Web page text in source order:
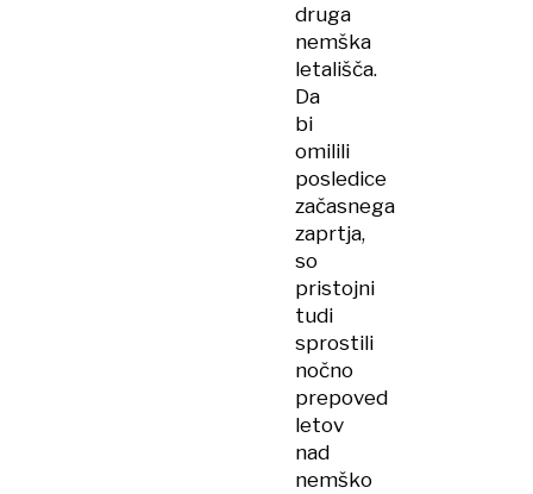
druga
nemška
letališča.
Da
bi
omilili
posledice
začasnega
zaprtja,
so
pristojni
tudi
sprostili
nočno
prepoved
letov
nad
nemško